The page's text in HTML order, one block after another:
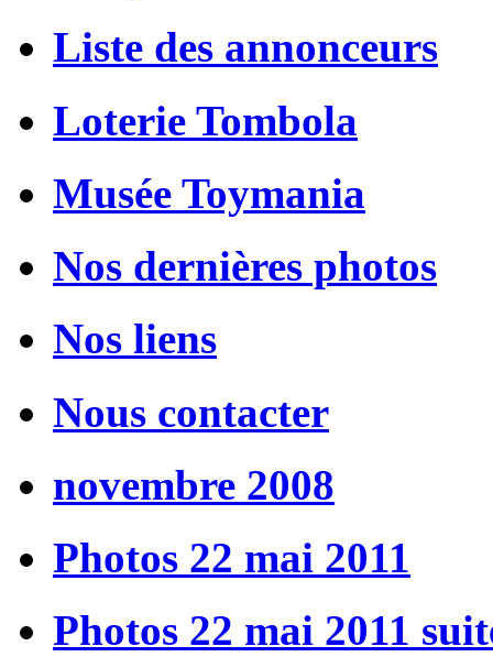
Liste des annonceurs
Loterie Tombola
Musée Toymania
Nos dernières photos
Nos liens
Nous contacter
novembre 2008
Photos 22 mai 2011
Photos 22 mai 2011